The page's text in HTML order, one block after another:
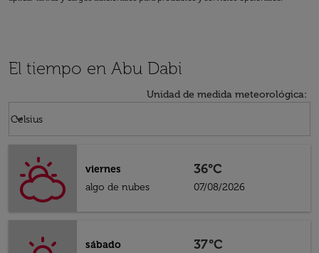
El tiempo en Abu Dabi
Unidad de medida meteorológica:
Celsius
keyboard_arrow_down
viernes
algo de nubes
36°C
07/08/2026
sábado
37°C